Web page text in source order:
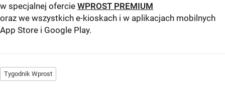
w specjalnej ofercie WPROST PREMIUM
oraz we wszystkich e-kioskach i w aplikacjach mobilnych
App Store i Google Play.
Tygodnik Wprost